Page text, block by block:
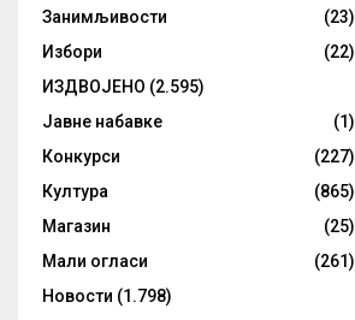
Занимљивости
(23)
Избори
(22)
ИЗДВОЈЕНО (2.595)
Јавне набавке
(1)
Конкурси
(227)
Култура
(865)
Магазин
(25)
Мали огласи
(261)
Новости (1.798)